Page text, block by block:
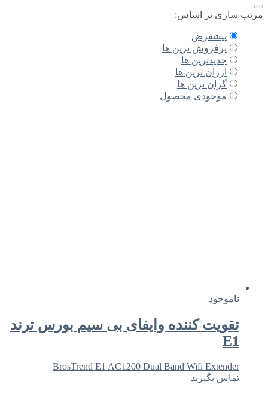
مرتب سازی بر اساس:
پیشفرض
پرفروش ترین ها
جدیدترین ها
ارزان ترین ها
گران ترین ها
موجودی محصول
ناموجود
تقویت کننده وایفای بی سیم بورس ترند
E1
BrosTrend E1 AC1200 Dual Band Wifi Extender
تماس بگیرید